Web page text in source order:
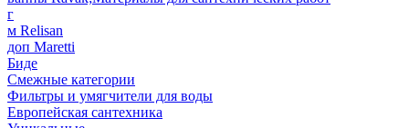
г
м Relisan
доп Maretti
Биде
Смежные категории
Фильтры и умягчители для воды
Европейская сантехника